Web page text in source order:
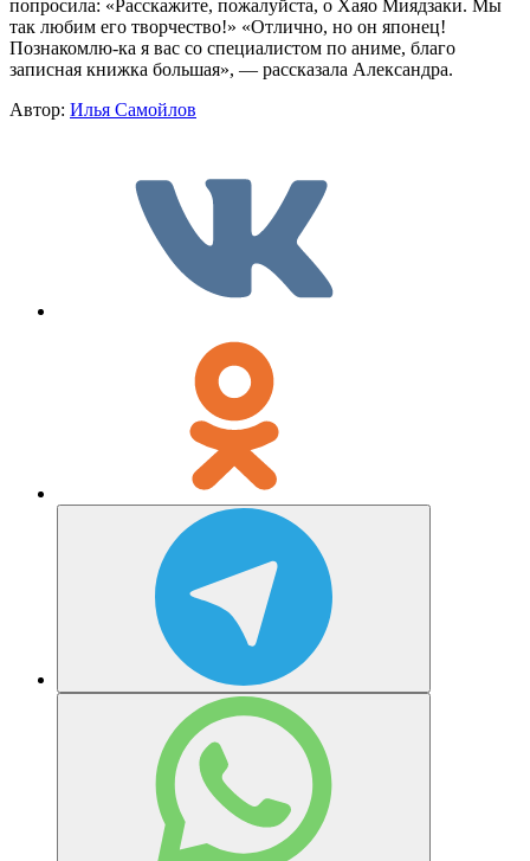
попросила: «Расскажите, пожалуйста, о Хаяо Миядзаки. Мы
так любим его творчество!» «Отлично, но он японец!
Познакомлю-ка я вас со специалистом по аниме, благо
записная книжка большая», — рассказала Александра.
Автор: Илья Самойлов